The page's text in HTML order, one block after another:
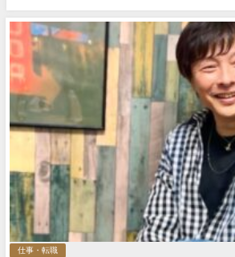
仕事・転職